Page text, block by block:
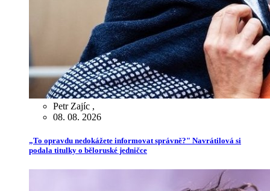
Petr Zajíc ,
08. 08. 2026
„To opravdu nedokážete informovat správně?" Navrátilová si
podala titulky o běloruské jedničce